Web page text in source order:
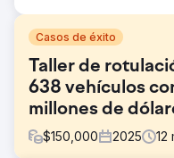
Casos de éxito
Taller de
638 vehículos
millones de
$150,000 2025 12